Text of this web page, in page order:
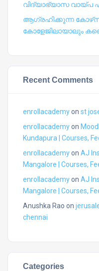
വിദ്യാഭ്യാസ വായ്പ
ആഗ്രഹിക്കുന്ന കോഴ്‍സ്
കോളേജിലായാലും
Recent Comments
enrollacademyon st
enrollacademyon
Kundapura | Courses,
enrollacademyon AJ
Mangalore | Courses,
enrollacademyon AJ
Mangalore | Courses,
Anushka Rao on
chennai
Categories